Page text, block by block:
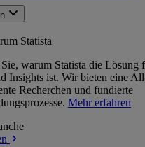
Statista
warum Statista die Lösung
Insights ist. Wir bieten eine
Recherchen und fundierte
Mehr erfahren